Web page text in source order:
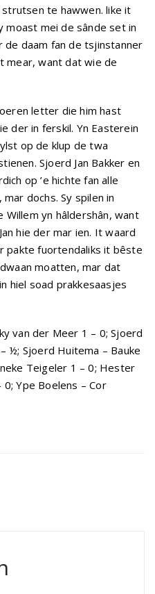
te hawwen. like it
moast mei de sânde set in
daam fan de tsjinstanner
mear, want dat wie de
letter die him hast
der in ferskil. Yn Easterein
op de klup de twa
Sjoerd Jan Bakker en
op ’e hichte fan alle
dochs. Sy spilen in
Willem yn hâldershân, want
hie der mar ien. It waard
pakte fuortendaliks it bêste
moatten, mar dat
hiel soad prakkesaasjes
van der Meer 1 – 0; Sjoerd
½; Sjoerd Huitema – Bauke
Teigeler 1 – 0; Hester
Ype Boelens – Cor